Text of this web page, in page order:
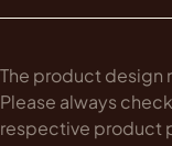
The product design
Please always
respective product